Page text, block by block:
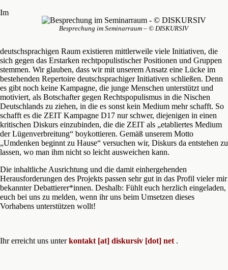
Besprechung im Seminarraum – © DISKURSIV
Im
deutschsprachigen Raum existieren mittlerweile viele Initiativen, die
sich gegen das Erstarken rechtpopulistischer Positionen und Gruppen
stemmen. Wir glauben, dass wir mit unserem Ansatz eine Lücke im
bestehenden Repertoire deutschsprachiger Initiativen schließen. Denn
es gibt noch keine Kampagne, die junge Menschen unterstützt und
motiviert, als Botschafter gegen Rechtspopulismus in die Nischen
Deutschlands zu ziehen, in die es sonst kein Medium mehr schafft. So
schafft es die ZEIT Kampagne D17 nur schwer, diejenigen in einen
kritischen Diskurs einzubinden, die die ZEIT als „etabliertes Medium
der Lügenverbreitung“ boykottieren. Gemäß unserem Motto
„Umdenken beginnt zu Hause“ versuchen wir, Diskurs da entstehen zu
lassen, wo man ihm nicht so leicht ausweichen kann.
Die inhaltliche Ausrichtung und die damit einhergehenden
Herausforderungen des Projekts passen sehr gut in das Profil vieler mir
bekannter Debattierer*innen. Deshalb: Fühlt euch herzlich eingeladen,
euch bei uns zu melden, wenn ihr uns beim Umsetzen dieses
Vorhabens unterstützen wollt!
Ihr erreicht uns unterkontakt [at] diskursiv [dot] net .